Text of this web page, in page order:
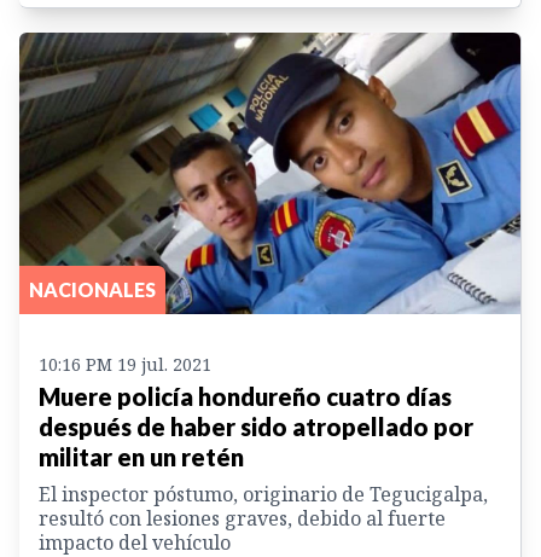
NACIONALES
10:16 PM 19 jul. 2021
Muere policía hondureño cuatro días
después de haber sido atropellado por
militar en un retén
El inspector póstumo, originario de Tegucigalpa,
resultó con lesiones graves, debido al fuerte
impacto del vehículo